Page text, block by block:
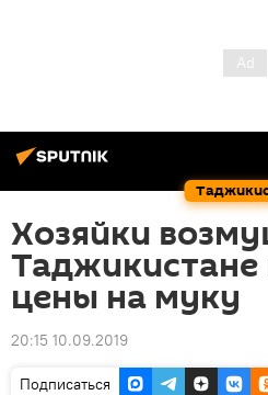
Хозяйки
цены на муку
20:15 10.09.2019
Подписаться